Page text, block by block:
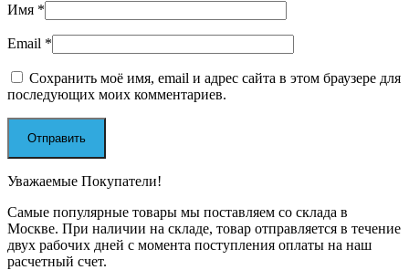
Имя *
Email *
Сохранить моё имя, email и адрес сайта в этом браузере для
последующих моих комментариев.
Уважаемые Покупатели!
Самые популярные товары мы поставляем со склада в
Москве. При наличии на складе, товар отправляется в течение
двух рабочих дней с момента поступления оплаты на наш
расчетный счет.